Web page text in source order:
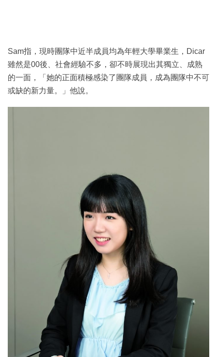
Sam指，現時團隊中近半成員均為年輕大學畢業生，Dicar
雖然是00後、社會經驗不多，卻不時展現出其獨立、成熟
的一面，「她的正面積極感染了團隊成員，成為團隊中不可
或缺的新力量。」他說。